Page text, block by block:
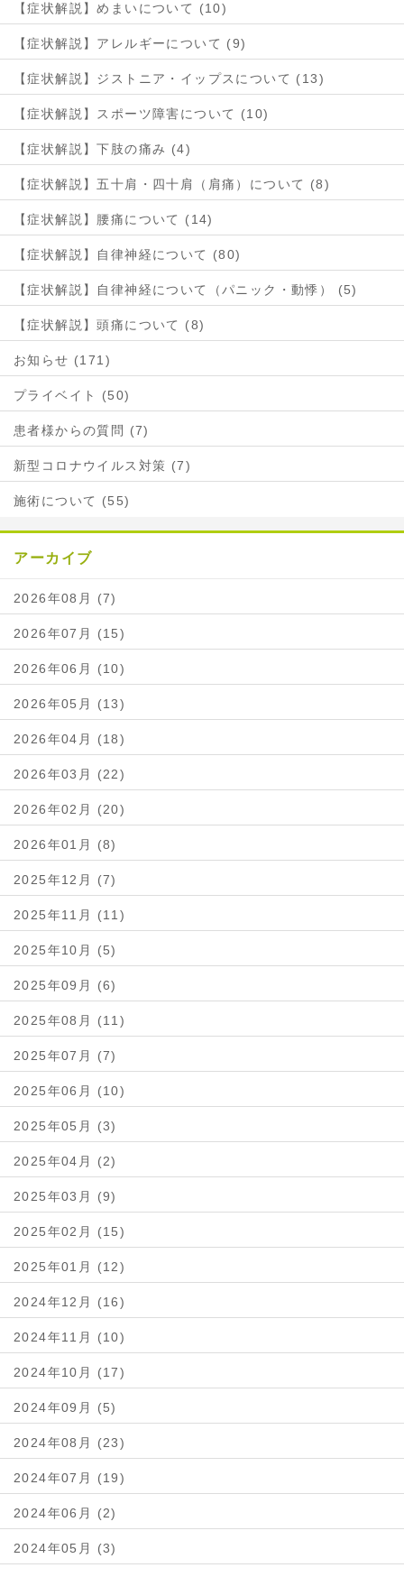
【症状解説】めまいについて (10)
【症状解説】アレルギーについて (9)
【症状解説】ジストニア・イップスについて (13)
【症状解説】スポーツ障害について (10)
【症状解説】下肢の痛み (4)
【症状解説】五十肩・四十肩（肩痛）について (8)
【症状解説】腰痛について (14)
【症状解説】自律神経について (80)
【症状解説】自律神経について（パニック・動悸） (5)
【症状解説】頭痛について (8)
お知らせ (171)
プライベイト (50)
患者様からの質問 (7)
新型コロナウイルス対策 (7)
施術について (55)
アーカイブ
2026年08月 (7)
2026年07月 (15)
2026年06月 (10)
2026年05月 (13)
2026年04月 (18)
2026年03月 (22)
2026年02月 (20)
2026年01月 (8)
2025年12月 (7)
2025年11月 (11)
2025年10月 (5)
2025年09月 (6)
2025年08月 (11)
2025年07月 (7)
2025年06月 (10)
2025年05月 (3)
2025年04月 (2)
2025年03月 (9)
2025年02月 (15)
2025年01月 (12)
2024年12月 (16)
2024年11月 (10)
2024年10月 (17)
2024年09月 (5)
2024年08月 (23)
2024年07月 (19)
2024年06月 (2)
2024年05月 (3)